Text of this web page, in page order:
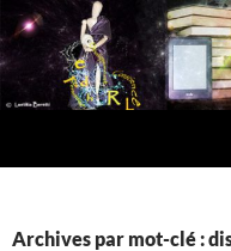
Aller
au
contenu
Archives par mot-clé :